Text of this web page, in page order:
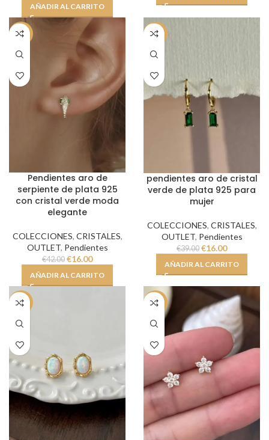
AÑADIR AL CARRITO
-62%
Pendientes aro de
serpiente de plata 925
con cristal verde moda
elegante
COLECCIONES, CRISTALES,
OUTLET, Pendientes
€42.00 €16.00
AÑADIR AL CARRITO
-59%
pendientes aro de cristal
verde de plata 925 para
mujer
COLECCIONES, CRISTALES,
OUTLET, Pendientes
€39.00 €16.00
AÑADIR AL CARRITO
-59% -50%